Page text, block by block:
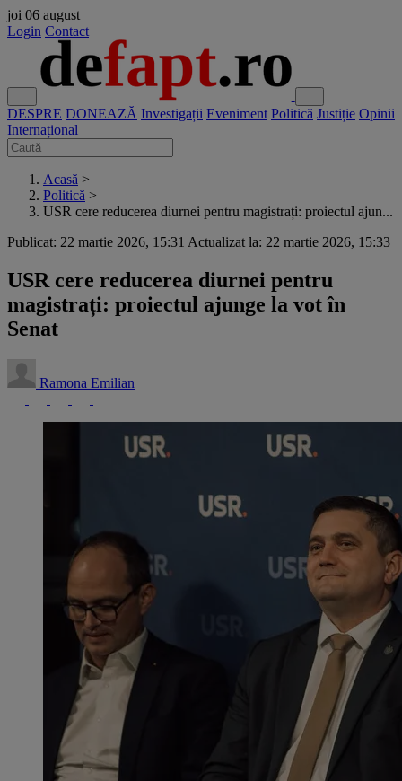
joi 06 august
Login Contact
DESPRE DONEAZĂ Investigații Eveniment Politică Justiție Opinii
Internațional
Acasă >
Politică >
USR cere reducerea diurnei pentru magistrați: proiectul ajun...
Publicat: 22 martie 2026, 15:31 Actualizat la: 22 martie 2026, 15:33
USR cere reducerea diurnei pentru
magistrați: proiectul ajunge la vot în
Senat
Ramona Emilian